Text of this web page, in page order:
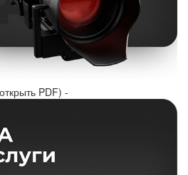
PDF) -